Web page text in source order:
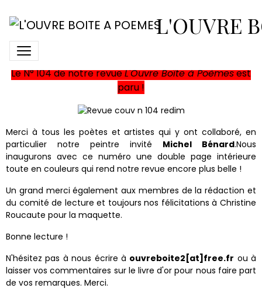
L'OUVRE
N° 104 de L'Ouvre Boîte à
Poèmes
Le N° 104 de notre revueL'Ouvre Boîte à Poèmesest
paru !
Merci à tous les poètes et artistes qui y ont collaboré, en
particulier notre peintre invité Michel Bénard.Nous
inaugurons avec ce numéro une double page intérieure
toute en couleurs qui rend notre revue encore plus belle !
Un grand merci également aux membres de la rédaction et
du comité de lecture et toujours nos félicitations à Christine
Roucaute pour la maquette.
Bonne lecture !
N'hésitez pas à nous écrire à ouvreboite2[at]free.fr ou à
laisser vos commentaires sur le livre d'or pour nous faire part
de vos remarques. Merci.